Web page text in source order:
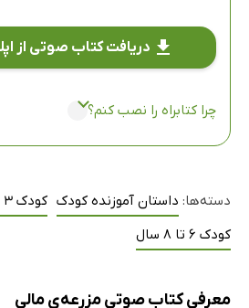
دریافت کتاب صوتی از
چرا کتابراه را نصب کنم؟
دسته‌ها: داستان آموزنده کودک کودک 3 تا 5 سال
کودک 6 تا 8 سال
معرفی کتاب صوتی مزرعه‌ی مالی